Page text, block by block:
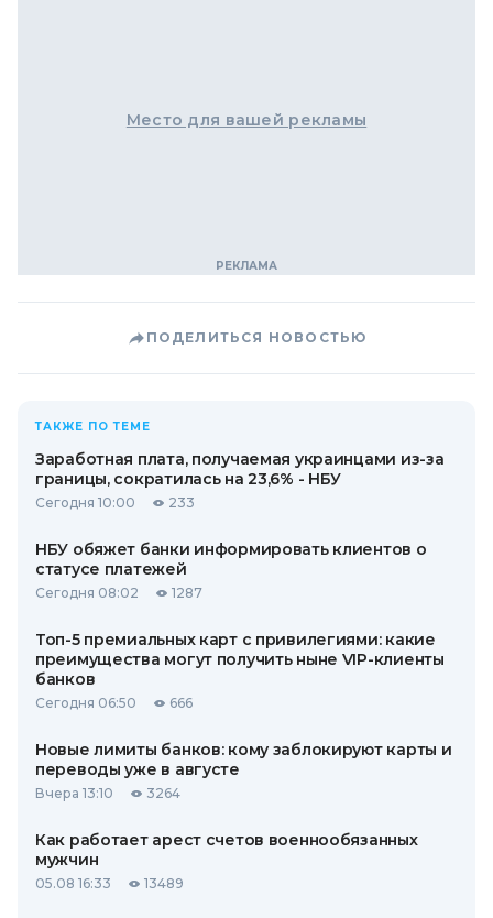
Место для вашей рекламы
ПОДЕЛИТЬСЯ НОВОСТЬЮ
ТАКЖЕ ПО ТЕМЕ
Заработная плата, получаемая украинцами из-за
границы, сократилась на 23,6% - НБУ
Сегодня 10:00 233
НБУ обяжет банки информировать клиентов о
статусе платежей
Сегодня 08:02 1287
Топ-5 премиальных карт с привилегиями: какие
преимущества могут получить ныне VIP-клиенты
банков
Сегодня 06:50 666
Новые лимиты банков: кому заблокируют карты и
переводы уже в августе
Вчера 13:10 3264
Как работает арест счетов военнообязанных
мужчин
05.08 16:33 13489